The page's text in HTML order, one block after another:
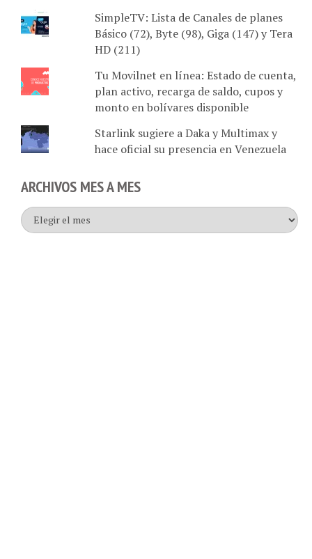
SimpleTV: Lista de Canales de planes
Básico (72), Byte (98), Giga (147) y Tera
HD (211)
Tu Movilnet en línea: Estado de cuenta,
plan activo, recarga de saldo, cupos y
monto en bolívares disponible
Starlink sugiere a Daka y Multimax y
hace oficial su presencia en Venezuela
ARCHIVOS MES A MES
Archivos
mes